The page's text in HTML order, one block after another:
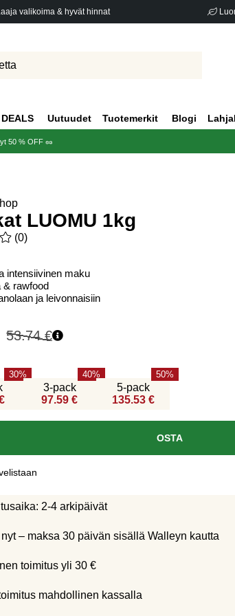
valikoima & hyvät hinnat
DEALS Uutuudet Tuotemerkit Blogi
50 % OFF 🥜
LUOMU 1kg
0 / 5 Arvioiden määrä 0
(0)
intensiivinen maku
& rawfood
ja leivonnaisiin
53.74€
30
3-pack
97.59 €
40
5-pack
135.53 €
50
OSTA
2-4 arkipäivät
– maksa 30 päivän sisällä Walleyn kautta
toimitus yli 30 €
mahdollinen kassalla